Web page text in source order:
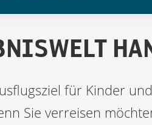
für Kinder
Sie verreisen